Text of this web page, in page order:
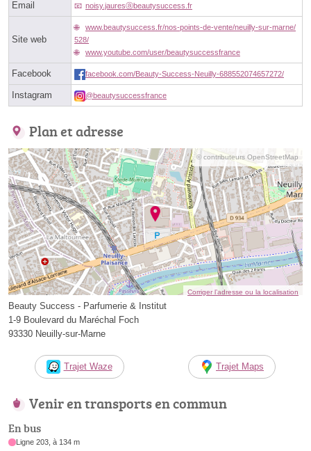
Email noisy.jauresⓐbeautysuccess.fr
Site web
www.beautysuccess.fr/nos-points-de-vente/neuilly-sur-marne/
528/
www.youtube.com/user/beautysuccessfrance
Facebook facebook.com/Beauty-Success-Neuilly-688552074657272/
Instagram @beautysuccessfrance
Plan et adresse
© contributeurs OpenStreetMap
Corriger l’adresse ou la localisation
Beauty Success - Parfumerie & Institut
1-9 Boulevard du Maréchal Foch
93330 Neuilly-sur-Marne
Trajet Waze Trajet Maps
Venir en transports en commun
En bus
Ligne 203, à 134 m